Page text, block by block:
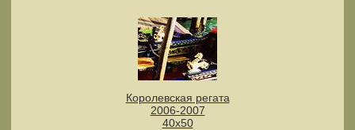
Королевская регата
2006-2007
40х50